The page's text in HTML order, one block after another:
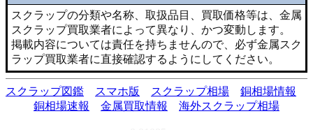
スクラップの分類や名称、取扱品目、買取価格等は、金属
スクラップ買取業者によって異なり、かつ変動します。
掲載内容については責任を持ちませんので、必ず金属スク
ラップ買取業者に直接確認するようにしてください。
スクラップ図鑑 スマホ版 スクラップ相場
銅相場情報
銅相場速報
金属買取情報 海外スクラップ相場